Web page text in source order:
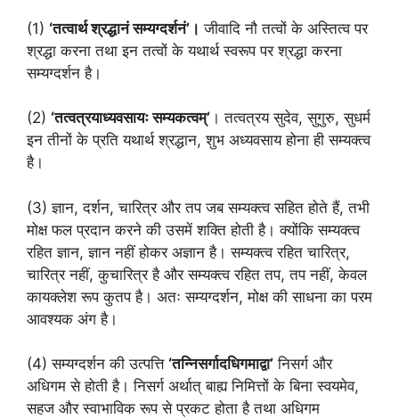
(1) ‘तत्वार्थ श्रद्धानं सम्यग्दर्शनं’। जीवादि नौ तत्वों के अस्तित्व पर
श्रद्धा करना तथा इन तत्वों के यथार्थ स्वरूप पर श्रद्धा करना
सम्यग्दर्शन है।
(2) ‘तत्वत्रयाध्यवसायः सम्यकत्वम्’ । तत्वत्रय सुदेव, सुगुरु, सुधर्म
इन तीनों के प्रति यथार्थ श्रद्धान, शुभ अध्यवसाय होना ही सम्यक्त्व
है।
(3) ज्ञान, दर्शन, चारित्र और तप जब सम्यक्त्व सहित होते हैं, तभी
मोक्ष फल प्रदान करने की उसमें शक्ति होती है। क्योंकि सम्यक्त्व
रहित ज्ञान, ज्ञान नहीं होकर अज्ञान है। सम्यक्त्व रहित चारित्र,
चारित्र नहीं, कुचारित्र है और सम्यक्त्व रहित तप, तप नहीं, केवल
कायक्लेश रूप कुतप है। अतः सम्यग्दर्शन, मोक्ष की साधना का परम
आवश्यक अंग है।
(4) सम्यग्दर्शन की उत्पत्ति ‘तन्निसर्गादधिगमाद्वा’ निसर्ग और
अधिगम से होती है। निसर्ग अर्थात् बाह्य निमित्तों के बिना स्वयमेव,
सहज और स्वाभाविक रूप से प्रकट होता है तथा अधिगम